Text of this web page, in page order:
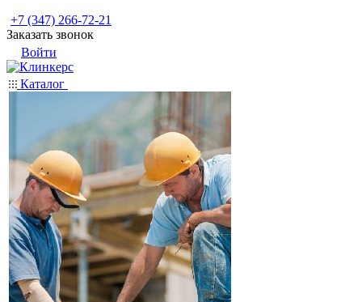
+7 (347) 266-72-21
Заказать звонок
Войти
Каталог